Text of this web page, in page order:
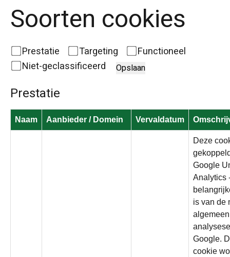
Soorten cookies
Prestatie Targeting
Functioneel
Niet-geclassificeerd
Opslaan
Prestatie
Naam Aanbieder / Domein Vervaldatum
Deze
Google
Analytics
is van de
Google.
cookie